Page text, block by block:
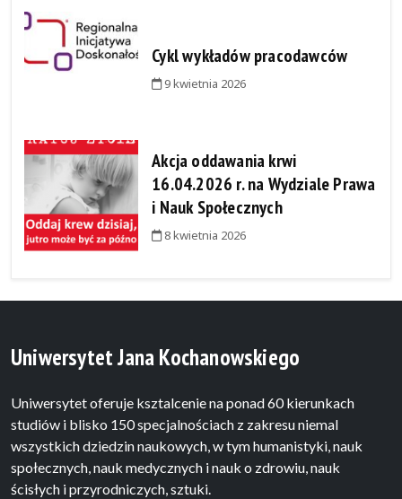
Cykl wykładów pracodawców
9 kwietnia 2026
Akcja oddawania krwi
16.04.2026 r. na Wydziale Prawa
i Nauk Społecznych
8 kwietnia 2026
Uniwersytet Jana Kochanowskiego
Uniwersytet oferuje ksztalcenie na ponad 60 kierunkach
studiów i blisko 150 specjalnościach z zakresu niemal
wszystkich dziedzin naukowych, w tym humanistyki, nauk
społecznych, nauk medycznych i nauk o zdrowiu, nauk
ścisłych i przyrodniczych, sztuki.